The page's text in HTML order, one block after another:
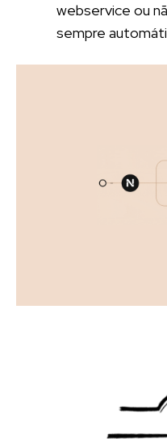
webservice ou
sempre